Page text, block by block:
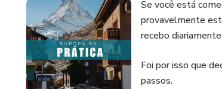
Se você está
provavelmente
recebo
Foi por isso que
passos.